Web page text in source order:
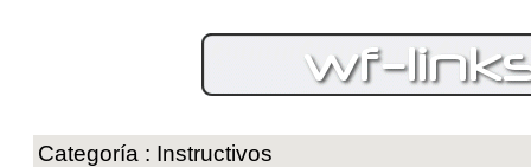
Categoría : Instructivos